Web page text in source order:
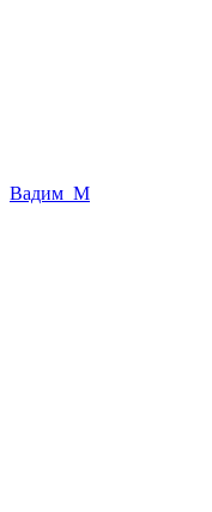
Вадим_М